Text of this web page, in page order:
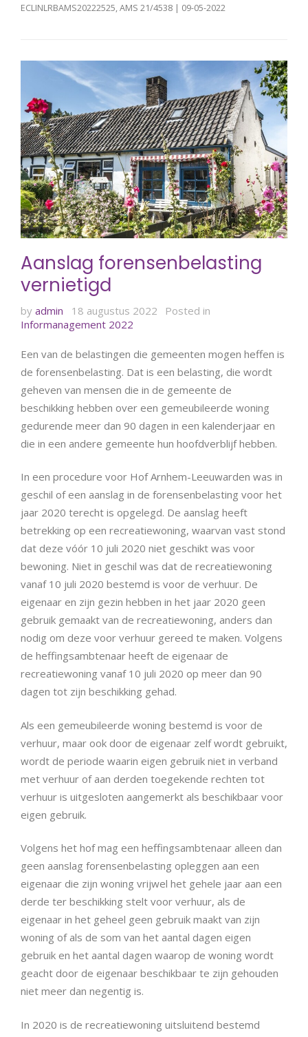
ECLINLRBAMS20222525, AMS 21/4538 | 09-05-2022
Aanslag forensenbelasting
vernietigd
by admin 18 augustus 2022
Posted in
Informanagement 2022
Een van de belastingen die gemeenten mogen heffen is
de forensenbelasting. Dat is een belasting, die wordt
geheven van mensen die in de gemeente de
beschikking hebben over een gemeubileerde woning
gedurende meer dan 90 dagen in een kalenderjaar en
die in een andere gemeente hun hoofdverblijf hebben.
In een procedure voor Hof Arnhem-Leeuwarden was in
geschil of een aanslag in de forensenbelasting voor het
jaar 2020 terecht is opgelegd. De aanslag heeft
betrekking op een recreatiewoning, waarvan vast stond
dat deze vóór 10 juli 2020 niet geschikt was voor
bewoning. Niet in geschil was dat de recreatiewoning
vanaf 10 juli 2020 bestemd is voor de verhuur. De
eigenaar en zijn gezin hebben in het jaar 2020 geen
gebruik gemaakt van de recreatiewoning, anders dan
nodig om deze voor verhuur gereed te maken. Volgens
de heffingsambtenaar heeft de eigenaar de
recreatiewoning vanaf 10 juli 2020 op meer dan 90
dagen tot zijn beschikking gehad.
Als een gemeubileerde woning bestemd is voor de
verhuur, maar ook door de eigenaar zelf wordt gebruikt,
wordt de periode waarin eigen gebruik niet in verband
met verhuur of aan derden toegekende rechten tot
verhuur is uitgesloten aangemerkt als beschikbaar voor
eigen gebruik.
Volgens het hof mag een heffingsambtenaar alleen dan
geen aanslag forensenbelasting opleggen aan een
eigenaar die zijn woning vrijwel het gehele jaar aan een
derde ter beschikking stelt voor verhuur, als de
eigenaar in het geheel geen gebruik maakt van zijn
woning of als de som van het aantal dagen eigen
gebruik en het aantal dagen waarop de woning wordt
geacht door de eigenaar beschikbaar te zijn gehouden
niet meer dan negentig is.
In 2020 is de recreatiewoning uitsluitend bestemd